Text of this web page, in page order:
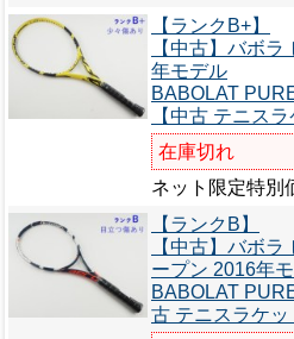
【ランクB+】
【中古】バボ
年モデル
BABOLAT
【中古 テニス
在庫切れ
ネット限定特別
【ランクB】
【中古】バボ
ープン 2016年
BABOLAT
古 テニスラケッ